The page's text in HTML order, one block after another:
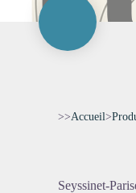
>>Accueil>
Seyssinet-